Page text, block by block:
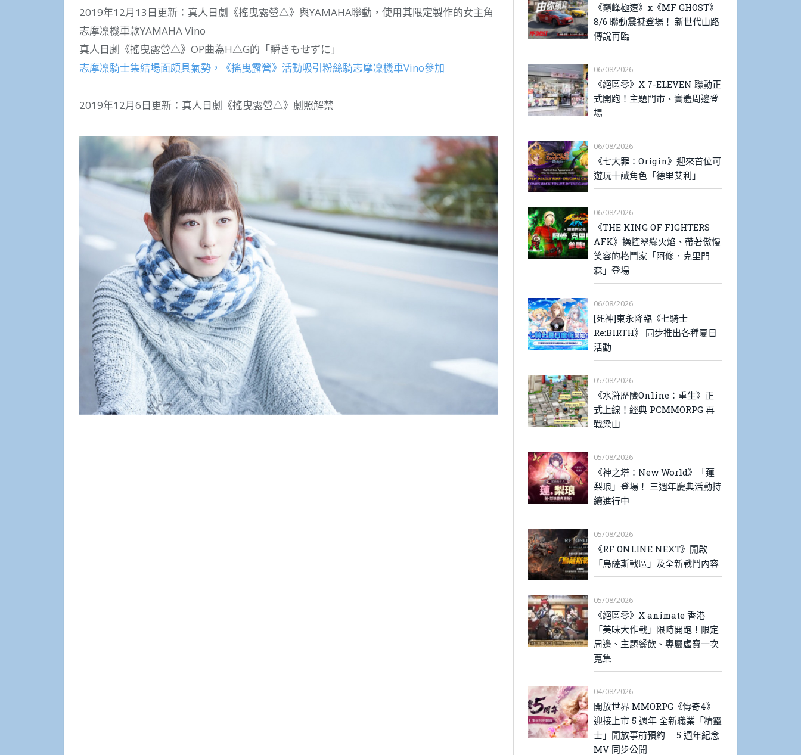
2019年12月13日更新：真人日劇《搖曳露營△》與YAMAHA聯動，使用其限定製作的女主角
志摩凜機車款YAMAHA Vino
真人日劇《搖曳露營△》OP曲為H△G的「瞬きもせずに」
志摩凜騎士集結場面頗具氣勢，《搖曳露營》活動吸引粉絲騎志摩凜機車Vino參加
2019年12月6日更新：真人日劇《搖曳露營△》劇照解禁
《巔峰極速》x《MF GHOST》
8/6 聯動震撼登場！ 新世代山路
傳說再臨
06/08/2026
《絕區零》X 7-ELEVEN 聯動正
式開跑！主題門市、實體周邊登
場
06/08/2026
《七大罪：Origin》迎來首位可
遊玩十誡角色「德里艾利」
06/08/2026
《THE KING OF FIGHTERS
AFK》操控翠綠火焰、帶著傲慢
笑容的格鬥家「阿修．克里門
森」登場
06/08/2026
[死神]東永降臨《七騎士
Re:BIRTH》 同步推出各種夏日
活動
05/08/2026
《水滸歷險Online：重生》正
式上線！經典 PCMMORPG 再
戰梁山
05/08/2026
《神之塔：New World》「蓮
梨琅」登場！ 三週年慶典活動持
續進行中
05/08/2026
《RF ONLINE NEXT》開啟
「烏薩斯戰區」及全新戰鬥內容
05/08/2026
《絕區零》X animate 香港
「美味大作戰」限時開跑！限定
周邊、主題餐飲、專屬虛寶一次
蒐集
04/08/2026
開放世界 MMORPG《傳奇4》
迎接上市 5 週年 全新職業「精靈
士」開放事前預約 5 週年紀念
MV 同步公開